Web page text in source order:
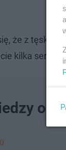
że z
kilka seriali
o